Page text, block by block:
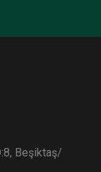
Beşiktaş/